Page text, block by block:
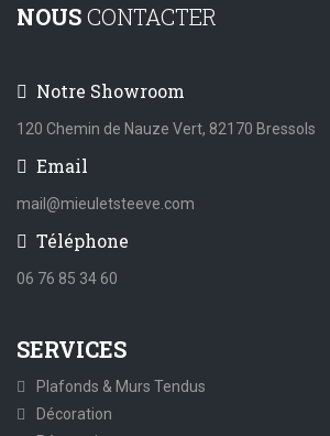
NOUSCONTACTER
Notre Showroom
120 Chemin de Nauze Vert, 82170 Bressols
Email
mail@mieuletsteeve.com
Téléphone
06 76 85 34 60
SERVICES
Plafonds & Murs Tendus
Décoration